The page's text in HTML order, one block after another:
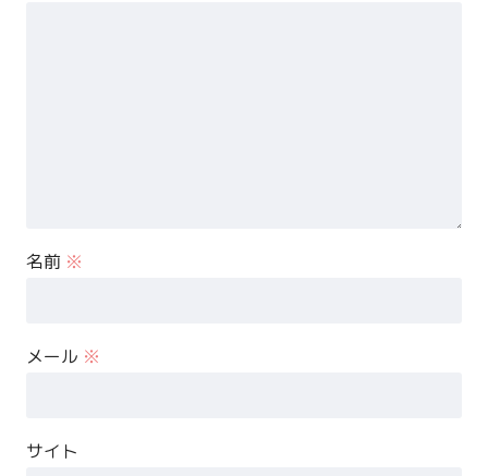
名前 ※
メール ※
サイト